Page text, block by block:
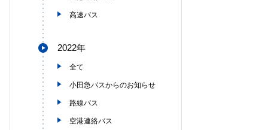
高速バス
2022年
全て
小田急バスからのお知らせ
路線バス
空港連絡バス